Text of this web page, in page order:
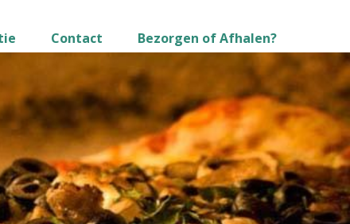
Contact Bezorgen of Afhalen?